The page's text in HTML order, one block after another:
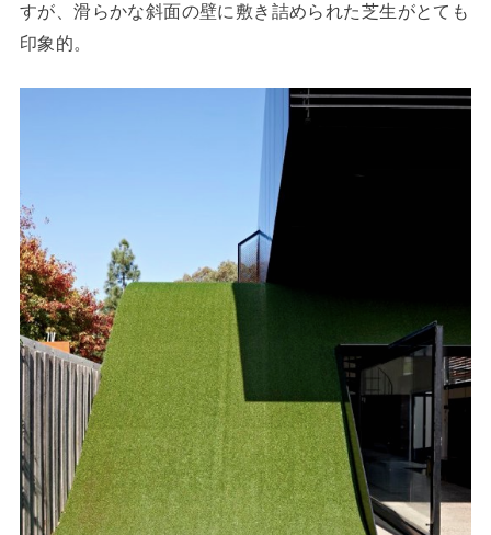
すが、滑らかな斜面の壁に敷き詰められた芝生がとても
印象的。